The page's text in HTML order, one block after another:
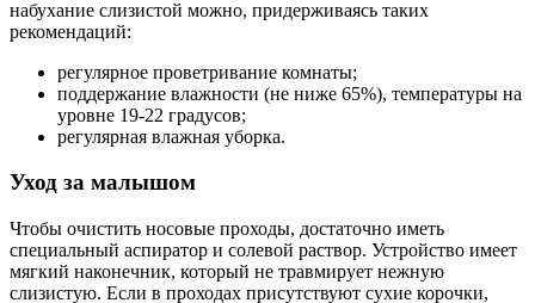
набухание слизистой можно, придерживаясь таких
рекомендаций:
регулярное проветривание комнаты;
поддержание влажности (не ниже 65%), температуры на
уровне 19-22 градусов;
регулярная влажная уборка.
Уход за малышом
Чтобы очистить носовые проходы, достаточно иметь
специальный аспиратор и солевой раствор. Устройство имеет
мягкий наконечник, который не травмирует нежную
слизистую. Если в проходах присутствуют сухие корочки,